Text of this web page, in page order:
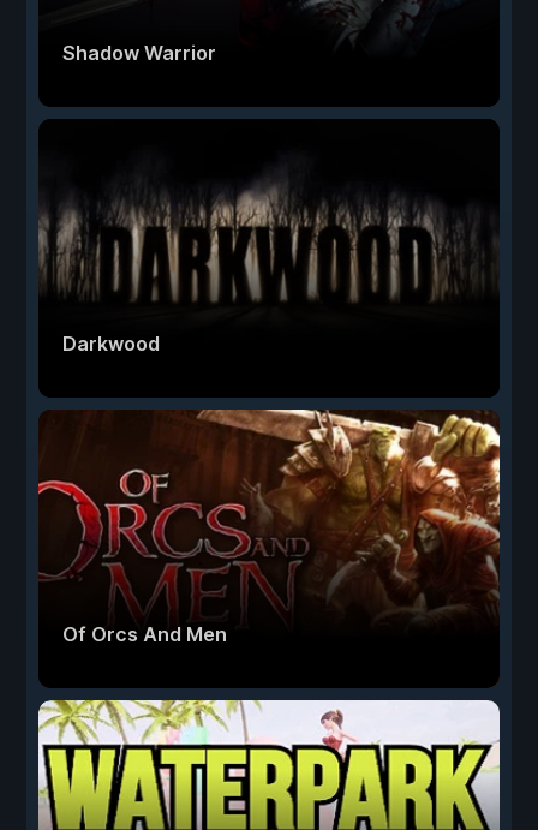
Shadow Warrior
Darkwood
Of Orcs And Men